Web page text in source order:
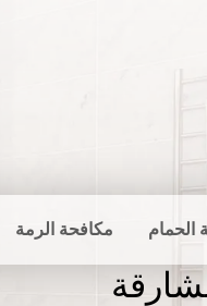
الحمام مكافحة الرمة